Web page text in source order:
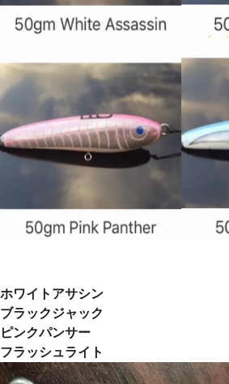
ホワイトアサシン
ブラックジャック
ピンクパンサー
フラッシュライト